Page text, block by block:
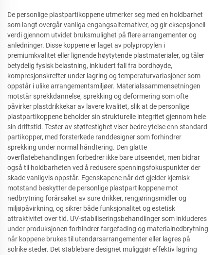
De personlige plastpartikoppene utmerker seg med en holdbarhet
som langt overgår vanliga engangsalternativer, og gir eksepsjonell
verdi gjennom utvidet bruksmulighet på flere arrangementer og
anledninger. Disse koppene er laget av polypropylen i
premiumkvalitet eller lignende høytytende plastmaterialer, og tåler
betydelig fysisk belastning, inkludert fall fra bordhøyde,
kompresjonskrefter under lagring og temperaturvariasjoner som
oppstår i ulike arrangementsmiljøer. Materialssammensetningen
motstår sprekkdannelse, sprekking og deformering som ofte
påvirker plastdrikkekar av lavere kvalitet, slik at de personlige
plastpartikoppene beholder sin strukturelle integritet gjennom hele
sin driftstid. Tester av støtfestighet viser bedre ytelse enn standard
partikopper, med forsterkede randdesigner som forhindrer
sprekking under normal håndtering. Den glatte
overflatebehandlingen forbedrer ikke bare utseendet, men bidrar
også til holdbarheten ved å redusere spenningsfokuspunkter der
skade vanligvis oppstår. Egenskapene når det gjelder kjemisk
motstand beskytter de personlige plastpartikoppene mot
nedbrytning forårsaket av sure drikker, rengjøringsmidler og
miljøpåvirkning, og sikrer både funksjonalitet og estetisk
attraktivitet over tid. UV-stabiliseringsbehandlinger som inkluderes
under produksjonen forhindrer fargefading og materialnedbrytning
når koppene brukes til utendørsarrangementer eller lagres på
solrike steder. Det stablebare designet muliggjør effektiv lagring